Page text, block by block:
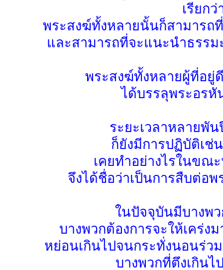
เรียก
พระสงฆ์ทั้งหลายนั้นก็สามารถ
และสามารถที่จะแนะนำธรรม
พระสงฆ์ทั้งหลายผู้ที่อยู่
ได้บรรลุพระอร
ระยะเวลาหลายพั
ก็ยังมีการปฏิบัติเช่
เคยทำอย่างไรในขณ
จึงได้ชื่อว่าเป็นการสืบต่อ
ในปัจจุบันมีบางพ
บางพวกต้องการจะให้เคร่ง
หย่อนเกินไปจนกระทั่งนอนร่ว
บางพวกที่ตึงเกินไ